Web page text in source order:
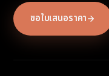
ขอใบเสนอราคา